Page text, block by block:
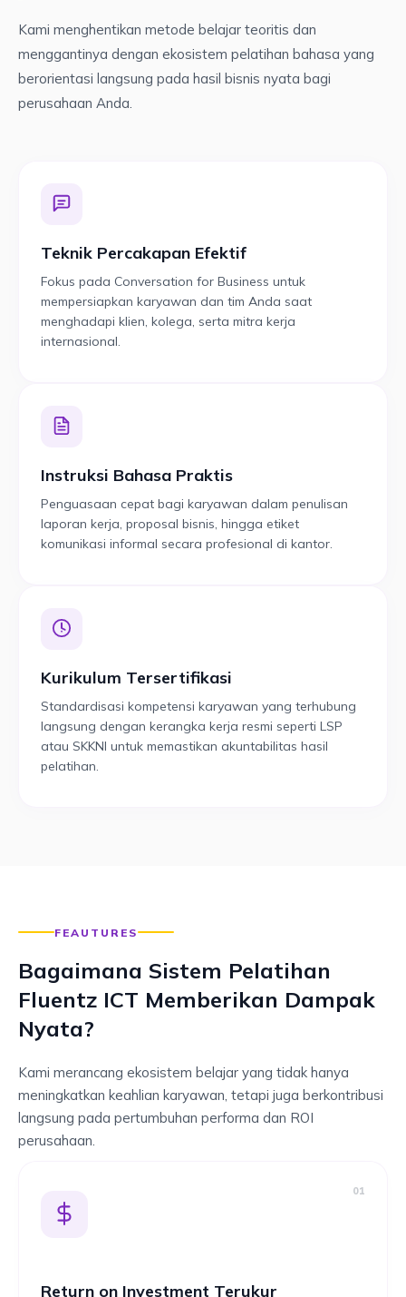
Kami menghentikan metode belajar teoritis dan
menggantinya dengan ekosistem pelatihan bahasa yang
berorientasi langsung pada hasil bisnis nyata bagi
perusahaan Anda.
Teknik Percakapan Efektif
Fokus pada Conversation for Business untuk
mempersiapkan karyawan dan tim Anda saat
menghadapi klien, kolega, serta mitra kerja
internasional.
Instruksi Bahasa Praktis
Penguasaan cepat bagi karyawan dalam penulisan
laporan kerja, proposal bisnis, hingga etiket
komunikasi informal secara profesional di kantor.
Kurikulum Tersertifikasi
Standardisasi kompetensi karyawan yang terhubung
langsung dengan kerangka kerja resmi seperti LSP
atau SKKNI untuk memastikan akuntabilitas hasil
pelatihan.
FEAUTURES
Bagaimana Sistem Pelatihan
Fluentz ICT Memberikan Dampak
Nyata?
Kami merancang ekosistem belajar yang tidak hanya
meningkatkan keahlian karyawan, tetapi juga berkontribusi
langsung pada pertumbuhan performa dan ROI
perusahaan.
01
Return on Investment Terukur